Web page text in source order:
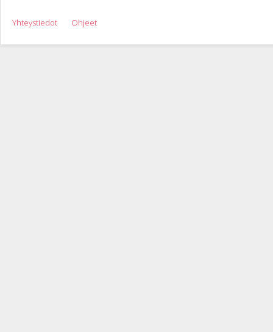
Yhteystiedot Ohjeet